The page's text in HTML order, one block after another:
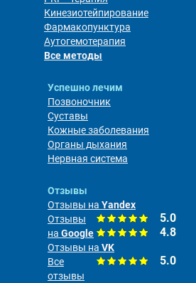
Кинезиотейпирование
Фармакопунктура
Аутогемотерапия
Все методы
Успешно лечим
Позвоночник
Суставы
Кожные заболевания
Органы дыхания
Нервная система
Отзывы
Отзывы на Yandex
5.0
Отзывы
на Google 4.8
Отзывы на VK
5.0
Все
отзывы